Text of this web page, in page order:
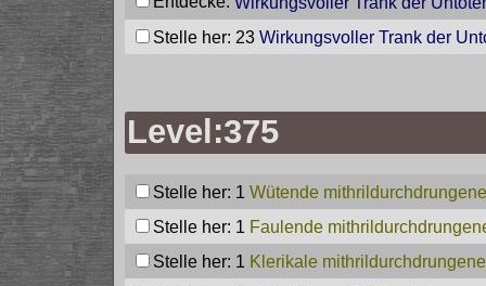
Stelle her: 23 Wirkungsvoller Trank der
Level:375
Stelle her: 1 Wütende
Stelle her: 1 Faulende
Stelle her: 1 Klerikale